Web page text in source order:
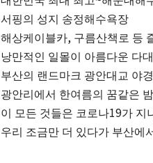
서핑의 성지 송정해수욕장
해상케이블카, 구름산책로 등
낭만적인 일몰이 아름다운 다
부산의 랜드마크 광안대교 야
광안리에서 한여름의 꿈같은
이 모든 것들은 코로나19가 지
우리 조금만 더 있다가 부산에